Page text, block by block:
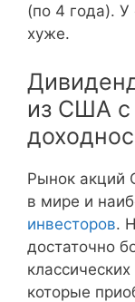
НМТП ОАО
МРСК
МРСК Юга
АК
МРСК
(по 4 года).
хуже.
из США с
Рынок акций
в мире и
инвесторов.
достаточно
которые